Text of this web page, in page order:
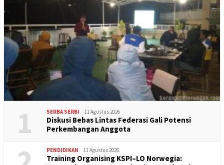
1 SERBA SERBI 11 Agustus 2026
Diskusi Bebas Lintas Federasi Gali Potensi
Perkembangan Anggota
PENDIDIKAN 11 Agustus 2026
Training Organising KSPI–LO Norwegia: